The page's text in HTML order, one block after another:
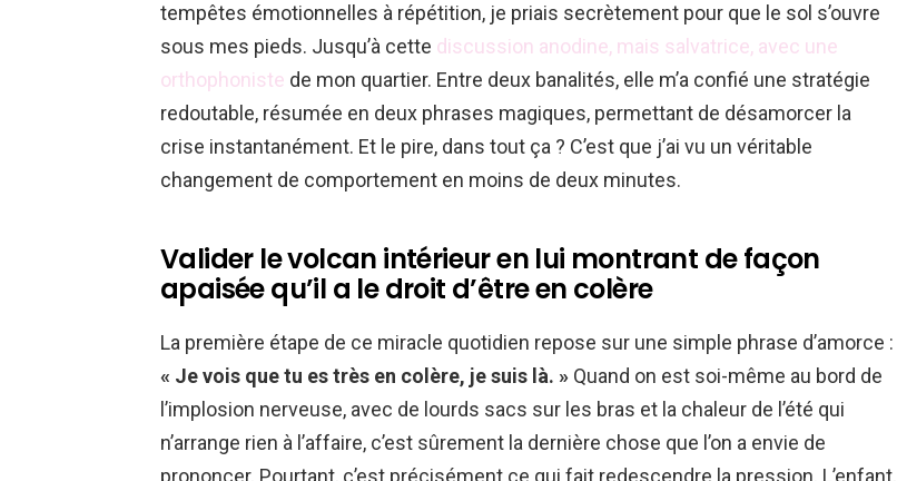
tempêtes émotionnelles à répétition, je priais secrètement pour que le sol s’ouvre
sous mes pieds. Jusqu’à cette discussion anodine, mais salvatrice, avec une
orthophoniste de mon quartier. Entre deux banalités, elle m’a confié une stratégie
redoutable, résumée en deux phrases magiques, permettant de désamorcer la
crise instantanément. Et le pire, dans tout ça ? C’est que j’ai vu un véritable
changement de comportement en moins de deux minutes.
Valider le volcan intérieur en lui montrant de façon
apaisée qu’il a le droit d’être en colère
La première étape de ce miracle quotidien repose sur une simple phrase d’amorce :
« Je vois que tu es très en colère, je suis là. » Quand on est soi-même au bord de
l’implosion nerveuse, avec de lourds sacs sur les bras et la chaleur de l’été qui
n’arrange rien à l’affaire, c’est sûrement la dernière chose que l’on a envie de